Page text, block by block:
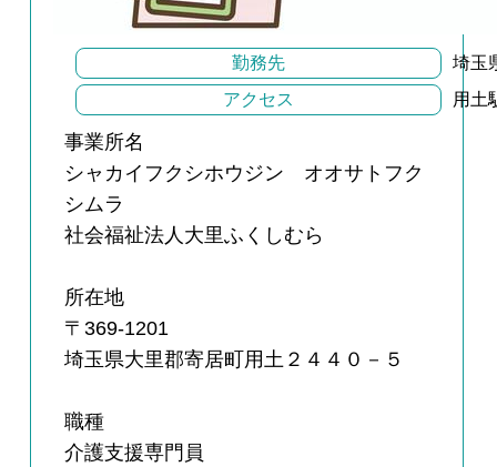
勤務先
埼玉
アクセス
用土
事業所名
シャカイフクシホウジン オオサトフク
シムラ
社会福祉法人大里ふくしむら
所在地
〒369-1201
埼玉県大里郡寄居町用土２４４０－５
職種
介護支援専門員